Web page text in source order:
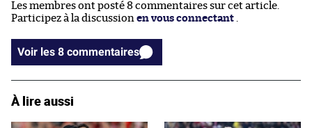
Les membres ont posté 8 commentaires sur cet article.
Participez à la discussion en vous connectant .
Voir les 8 commentaires
À lire aussi